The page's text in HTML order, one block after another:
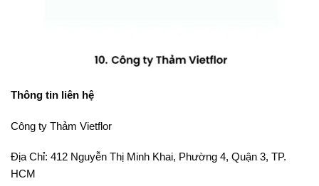
Thông tin liên hệ
Công ty Thảm Vietflor
Địa Chỉ: 412 Nguyễn Thị Minh Khai, Phường 4, Quận 3, TP.
HCM